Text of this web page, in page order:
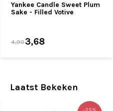
Yankee Candle Sweet Plum
Sake - Filled Votive
4,903,68
Laatst Bekeken